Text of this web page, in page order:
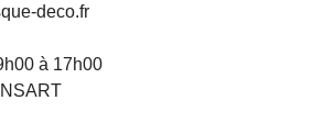
deco.fr
à 17h00